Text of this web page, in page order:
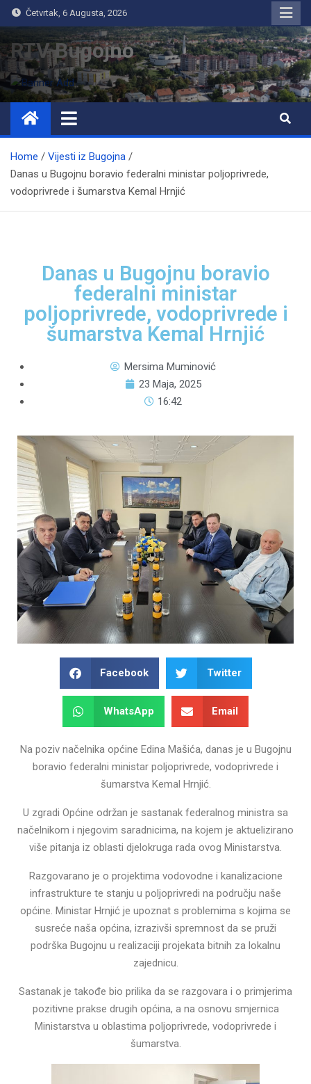
Četvrtak, 6 Augusta, 2026
RTV Bugojno
Home
Vijesti iz Bugojna
Danas u Bugojnu boravio federalni ministar poljoprivrede,
vodoprivrede i šumarstva Kemal Hrnjić
Danas u Bugojnu boravio
federalni ministar
poljoprivrede, vodoprivrede i
šumarstva Kemal Hrnjić
Mersima Muminović
23 Maja, 2025
16:42
Facebook Twitter
WhatsApp Email
Na poziv načelnika općine Edina Mašića, danas je u Bugojnu
boravio federalni ministar poljoprivrede, vodoprivrede i
šumarstva Kemal Hrnjić.
U zgradi Općine održan je sastanak federalnog ministra sa
načelnikom i njegovim saradnicima, na kojem je aktuelizirano
više pitanja iz oblasti djelokruga rada ovog Ministarstva.
Razgovarano je o projektima vodovodne i kanalizacione
infrastrukture te stanju u poljoprivredi na području naše
općine. Ministar Hrnjić je upoznat s problemima s kojima se
susreće naša općina, izrazivši spremnost da se pruži
podrška Bugojnu u realizaciji projekata bitnih za lokalnu
zajednicu.
Sastanak je takođe bio prilika da se razgovara i o primjerima
pozitivne prakse drugih općina, a na osnovu smjernica
Ministarstva u oblastima poljoprivrede, vodoprivrede i
šumarstva.